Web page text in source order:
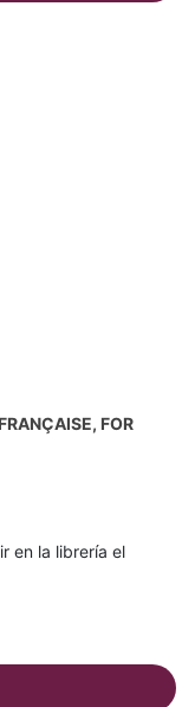
FOR
en la librería el